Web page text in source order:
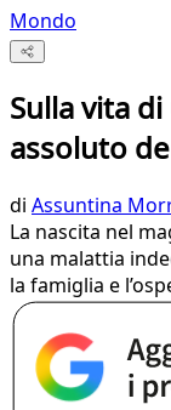
Mondo
Sulla vita
assoluto
di Assuntina
La nascita nel
una malattia
la famiglia e